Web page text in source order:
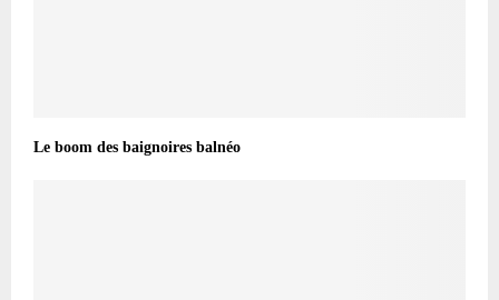
Le boom des baignoires balnéo